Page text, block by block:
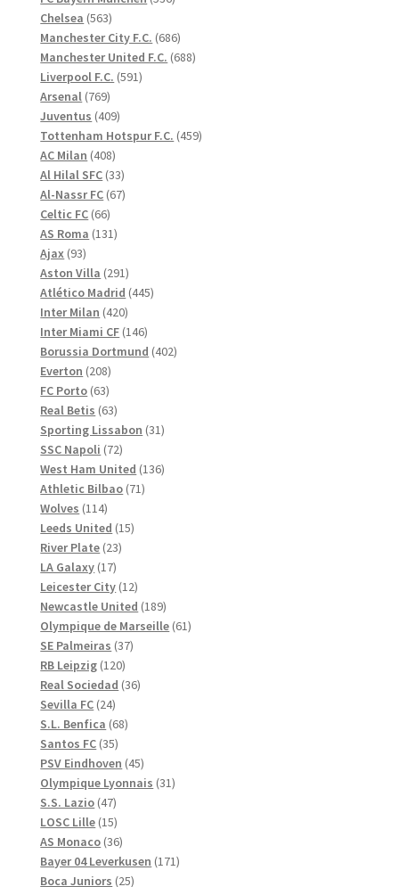
Chelsea 563563
produkter
Manchester City F.C. 686686
produkter
Manchester United F.C. 688688
Liverpool F.C. 591591
Arsenal 769769
produkter
Juventus 409409
produkter
Tottenham Hotspur F.C. 459459
AC Milan 408408
produkter
Al Hilal SFC 3333
produkter
Al-Nassr FC 6767
Celtic FC 6666
produkter
AS Roma 131131
Ajax 9393
produkter
Aston Villa 291291
produkter
Atlético Madrid 445445
Inter Milan 420420
produkter
Inter Miami CF 146146
produkter
Borussia Dortmund 402402
Everton 208208
produkter
FC Porto 6363
produkter
Real Betis 6363
produkter
Sporting Lissabon 3131
SSC Napoli 7272
produkter
West Ham United 136136
Athletic Bilbao 7171
Wolves 114114
produkter
Leeds United 1515
River Plate 2323
LA Galaxy 1717
produkter
Leicester City 1212
produkter
Newcastle United 189189
produkter
Olympique de Marseille 6161
SE Palmeiras 3737
RB Leipzig 120120
produkter
Real Sociedad 3636
Sevilla FC 2424
produkter
S.L. Benfica 6868
Santos FC 3535
produkter
PSV Eindhoven 4545
produkter
Olympique Lyonnais 3131
S.S. Lazio 4747
produkter
LOSC Lille 1515
produkter
AS Monaco 3636
produkter
Bayer 04 Leverkusen 171171
Boca Juniors 2525